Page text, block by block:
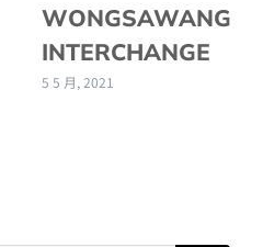
WONGSAWANG
INTERCHANGE
5 5 月, 2021